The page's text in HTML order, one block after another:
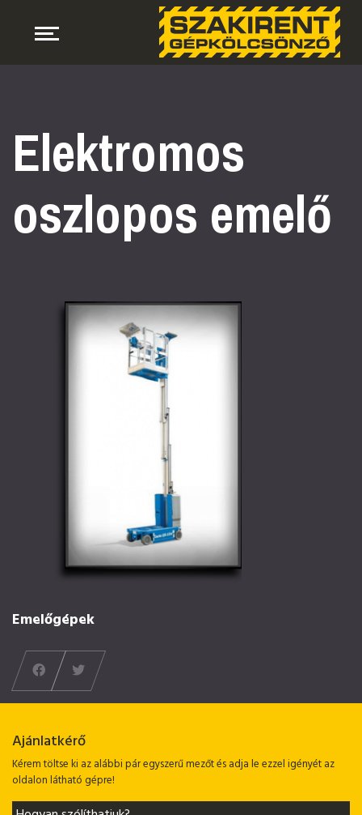
Elektromos
oszlopos emelő
Emelőgépek
Ajánlatkérő
Kérem töltse ki az alábbi pár egyszerű mezőt és adja le ezzel igényét az
oldalon látható gépre!